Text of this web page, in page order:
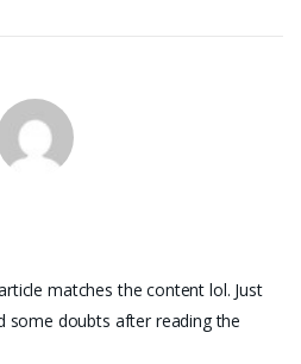
matches the content lol. Just
some doubts after reading the